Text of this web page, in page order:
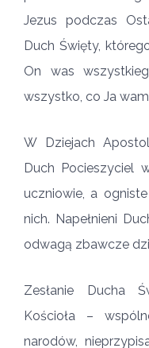
Jezus podczas
Duch Święty,
On was
wszystko, co Ja wam
W Dziejach
Duch Pocieszyciel
uczniowie, a
nich. Napełnieni
odwagą zbawcze
Zesłanie Ducha
Kościoła –
narodów,